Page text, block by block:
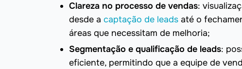
Clareza no processo de vendas:
desde a captação de leads até o
áreas que necessitam de melhoria;
Segmentação e qualificação de leads:
eficiente, permitindo que a equipe de